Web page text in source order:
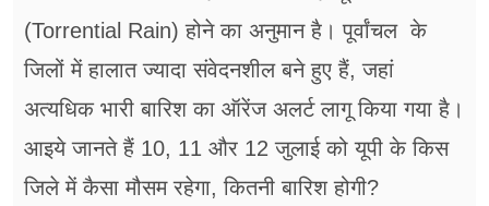
(Torrential Rain) होने का अनुमान है। पूर्वांचल के
जिलों में हालात ज्‍यादा संवेदनशील बने हुए हैं, जहां
अत्यधिक भारी बारिश का ऑरेंज अलर्ट लागू किया गया है।
आइये जानते हैं 10, 11 और 12 जुलाई को यूपी के किस
जिले में कैसा मौसम रहेगा, कितनी बारिश होगी?